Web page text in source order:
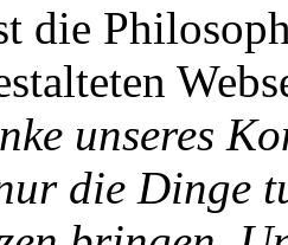
die
unseres
die Dinge